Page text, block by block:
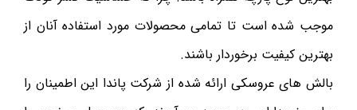
موجب شده است تا تمامی محصولات مورد استفاده آنان از
بهترین کیفیت برخوردار باشند.
بالش های عروسکی ارائه شده از شرکت پاندا این اطمینان را